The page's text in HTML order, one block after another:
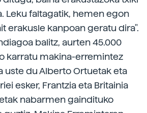
Leku faltagatik, hemen egon
erakusle kanpoan geratu dira".
balitz, aurten 45.000
karratu makina-erremintez
uste du Alberto Ortuetak eta
esker, Frantzia eta Britainia
nabarmen gaindituko